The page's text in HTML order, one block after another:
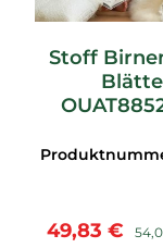
Stoff
49,83 €